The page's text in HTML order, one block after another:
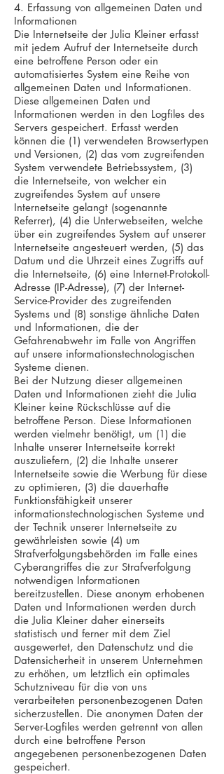
4. Erfassung von allgemeinen Daten und
Informationen
Die Internetseite der Julia Kleiner erfasst
mit jedem Aufruf der Internetseite durch
eine betroffene Person oder ein
automatisiertes System eine Reihe von
allgemeinen Daten und Informationen.
Diese allgemeinen Daten und
Informationen werden in den Logfiles des
Servers gespeichert. Erfasst werden
können die (1) verwendeten Browsertypen
und Versionen, (2) das vom zugreifenden
System verwendete Betriebssystem, (3)
die Internetseite, von welcher ein
zugreifendes System auf unsere
Internetseite gelangt (sogenannte
Referrer), (4) die Unterwebseiten, welche
über ein zugreifendes System auf unserer
Internetseite angesteuert werden, (5) das
Datum und die Uhrzeit eines Zugriffs auf
die Internetseite, (6) eine Internet-Protokoll-
Adresse (IP-Adresse), (7) der Internet-
Service-Provider des zugreifenden
Systems und (8) sonstige ähnliche Daten
und Informationen, die der
Gefahrenabwehr im Falle von Angriffen
auf unsere informationstechnologischen
Systeme dienen.
Bei der Nutzung dieser allgemeinen
Daten und Informationen zieht die Julia
Kleiner keine Rückschlüsse auf die
betroffene Person. Diese Informationen
werden vielmehr benötigt, um (1) die
Inhalte unserer Internetseite korrekt
auszuliefern, (2) die Inhalte unserer
Internetseite sowie die Werbung für diese
zu optimieren, (3) die dauerhafte
Funktionsfähigkeit unserer
informationstechnologischen Systeme und
der Technik unserer Internetseite zu
gewährleisten sowie (4) um
Strafverfolgungsbehörden im Falle eines
Cyberangriffes die zur Strafverfolgung
notwendigen Informationen
bereitzustellen. Diese anonym erhobenen
Daten und Informationen werden durch
die Julia Kleiner daher einerseits
statistisch und ferner mit dem Ziel
ausgewertet, den Datenschutz und die
Datensicherheit in unserem Unternehmen
zu erhöhen, um letztlich ein optimales
Schutzniveau für die von uns
verarbeiteten personenbezogenen Daten
sicherzustellen. Die anonymen Daten der
Server-Logfiles werden getrennt von allen
durch eine betroffene Person
angegebenen personenbezogenen Daten
gespeichert.